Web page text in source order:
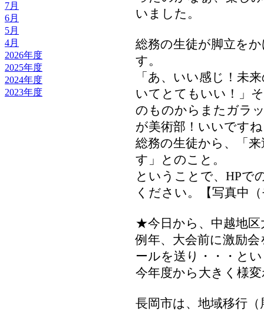
7月
6月
5月
4月
2026年度
2025年度
2024年度
2023年度
いました。
総務の生徒が脚立を
す。
「あ、いい感じ！未
いてとてもいい！」
のものからまたガラ
が美術部！いいです
総務の生徒から、「
す」とのこと。
ということで、HPで
ください。【写真中
★今日から、中越地区
例年、大会前に激励
ールを送り・・・と
今年度から大きく様
長岡市は、地域移行